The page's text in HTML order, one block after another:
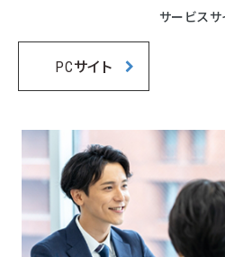
サービスサ
PCサイト